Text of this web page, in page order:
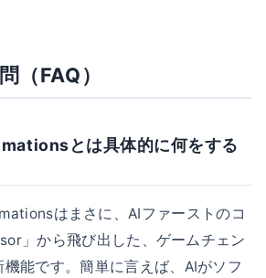
（FAQ）
とは具体的に何をする
はまさに、AIファーストのコ
」から飛び出した、ゲームチェン
能です。簡単に言えば、AIがソフ